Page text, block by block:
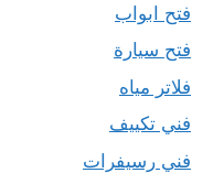
فتح ابواب
فتح سيارة
فلاتر مياه
فني تكييف
فني رسيفرات